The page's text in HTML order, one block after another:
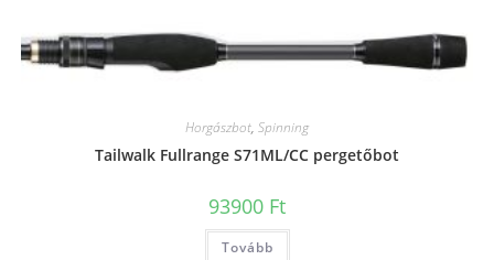
Horgászbot, Spinning
Tailwalk Fullrange S71ML/CC pergetőbot
93900 Ft
Tovább